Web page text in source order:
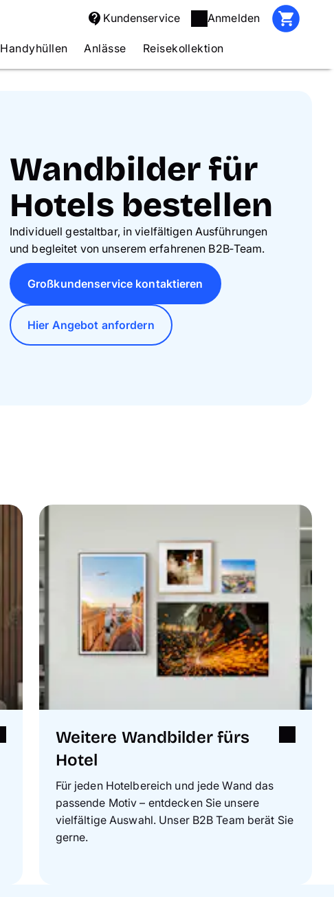
Kundenservice Anmelden
Handyhüllen Anlässe Reisekollektion
Wandbilder für
Hotels bestellen
Individuell gestaltbar, in vielfältigen Ausführungen
und begleitet von unserem erfahrenen B2B‑Team.
Großkundenservice kontaktieren
Hier Angebot anfordern
Weitere Wandbilder fürs
Hotel
Für jeden Hotelbereich und jede Wand das
passende Motiv – entdecken Sie unsere
vielfältige Auswahl. Unser B2B Team berät Sie
gerne.